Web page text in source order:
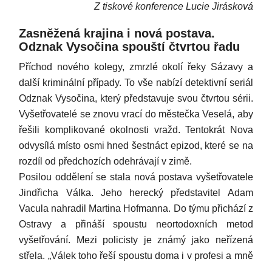
Z tiskové konference Lucie Jirásková
Zasněžená krajina i nová postava.
Odznak Vysočina spouští čtvrtou řadu
Příchod nového kolegy, zmrzlé okolí řeky Sázavy a
další kriminální případy. To vše nabízí detektivní seriál
Odznak Vysočina, který představuje svou čtvrtou sérii.
Vyšetřovatelé se znovu vrací do městečka Veselá, aby
řešili komplikované okolnosti vražd. Tentokrát Nova
odvysílá místo osmi hned šestnáct epizod, které se na
rozdíl od předchozích odehrávají v zimě.
Posilou oddělení se stala nová postava vyšetřovatele
Jindřicha Válka. Jeho herecký představitel Adam
Vacula nahradil Martina Hofmanna. Do týmu přichází z
Ostravy a přináší spoustu neortodoxních metod
vyšetřování. Mezi policisty je známý jako neřízená
střela. „Válek toho řeší spoustu doma i v profesi a mně